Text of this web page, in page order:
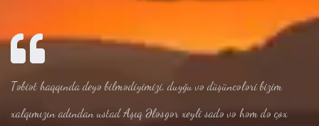
Təbiət haqqında deyə bilmədiyimizi, duyğu və düşüncələri bizim
xalqımızın adından ustad Aşıq Ələsgər xeyli sadə və həm də çox